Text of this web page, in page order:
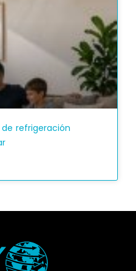
refrigeración